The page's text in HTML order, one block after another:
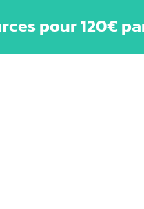
pour 120€